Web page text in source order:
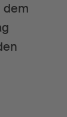
dem